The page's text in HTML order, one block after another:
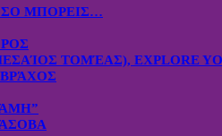
ΜΠΟΡΕΙΣ…
ΤΟΜΈΑΣ), EXPLORE